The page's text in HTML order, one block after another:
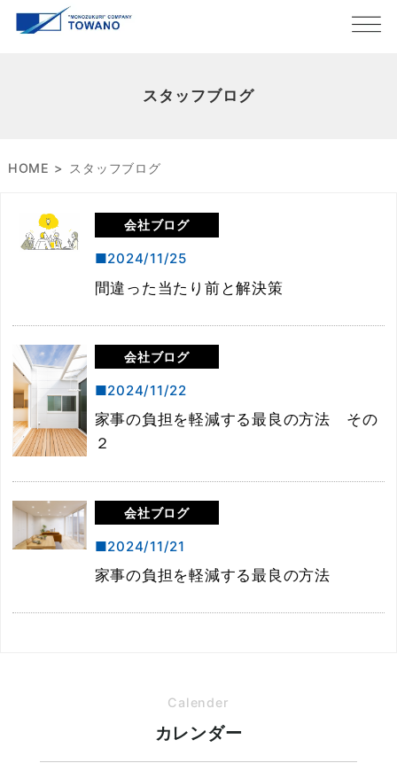
スタッフブログ
HOME スタッフブログ
会社ブログ
2024/11/25
間違った当たり前と解決策
会社ブログ
2024/11/22
家事の負担を軽減する最良の方法 その
２
会社ブログ
2024/11/21
家事の負担を軽減する最良の方法
Calender
カレンダー